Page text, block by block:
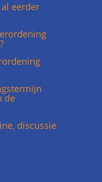
eerder
de
discussie